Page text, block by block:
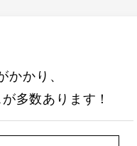
かかり、
多数あります！